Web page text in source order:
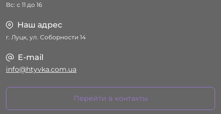
Вс: с 11 до 16
Наш адрес
г. Луцк, ул. Соборности 14
E-mail
info@htyvka.com.ua
Перейти в контакты